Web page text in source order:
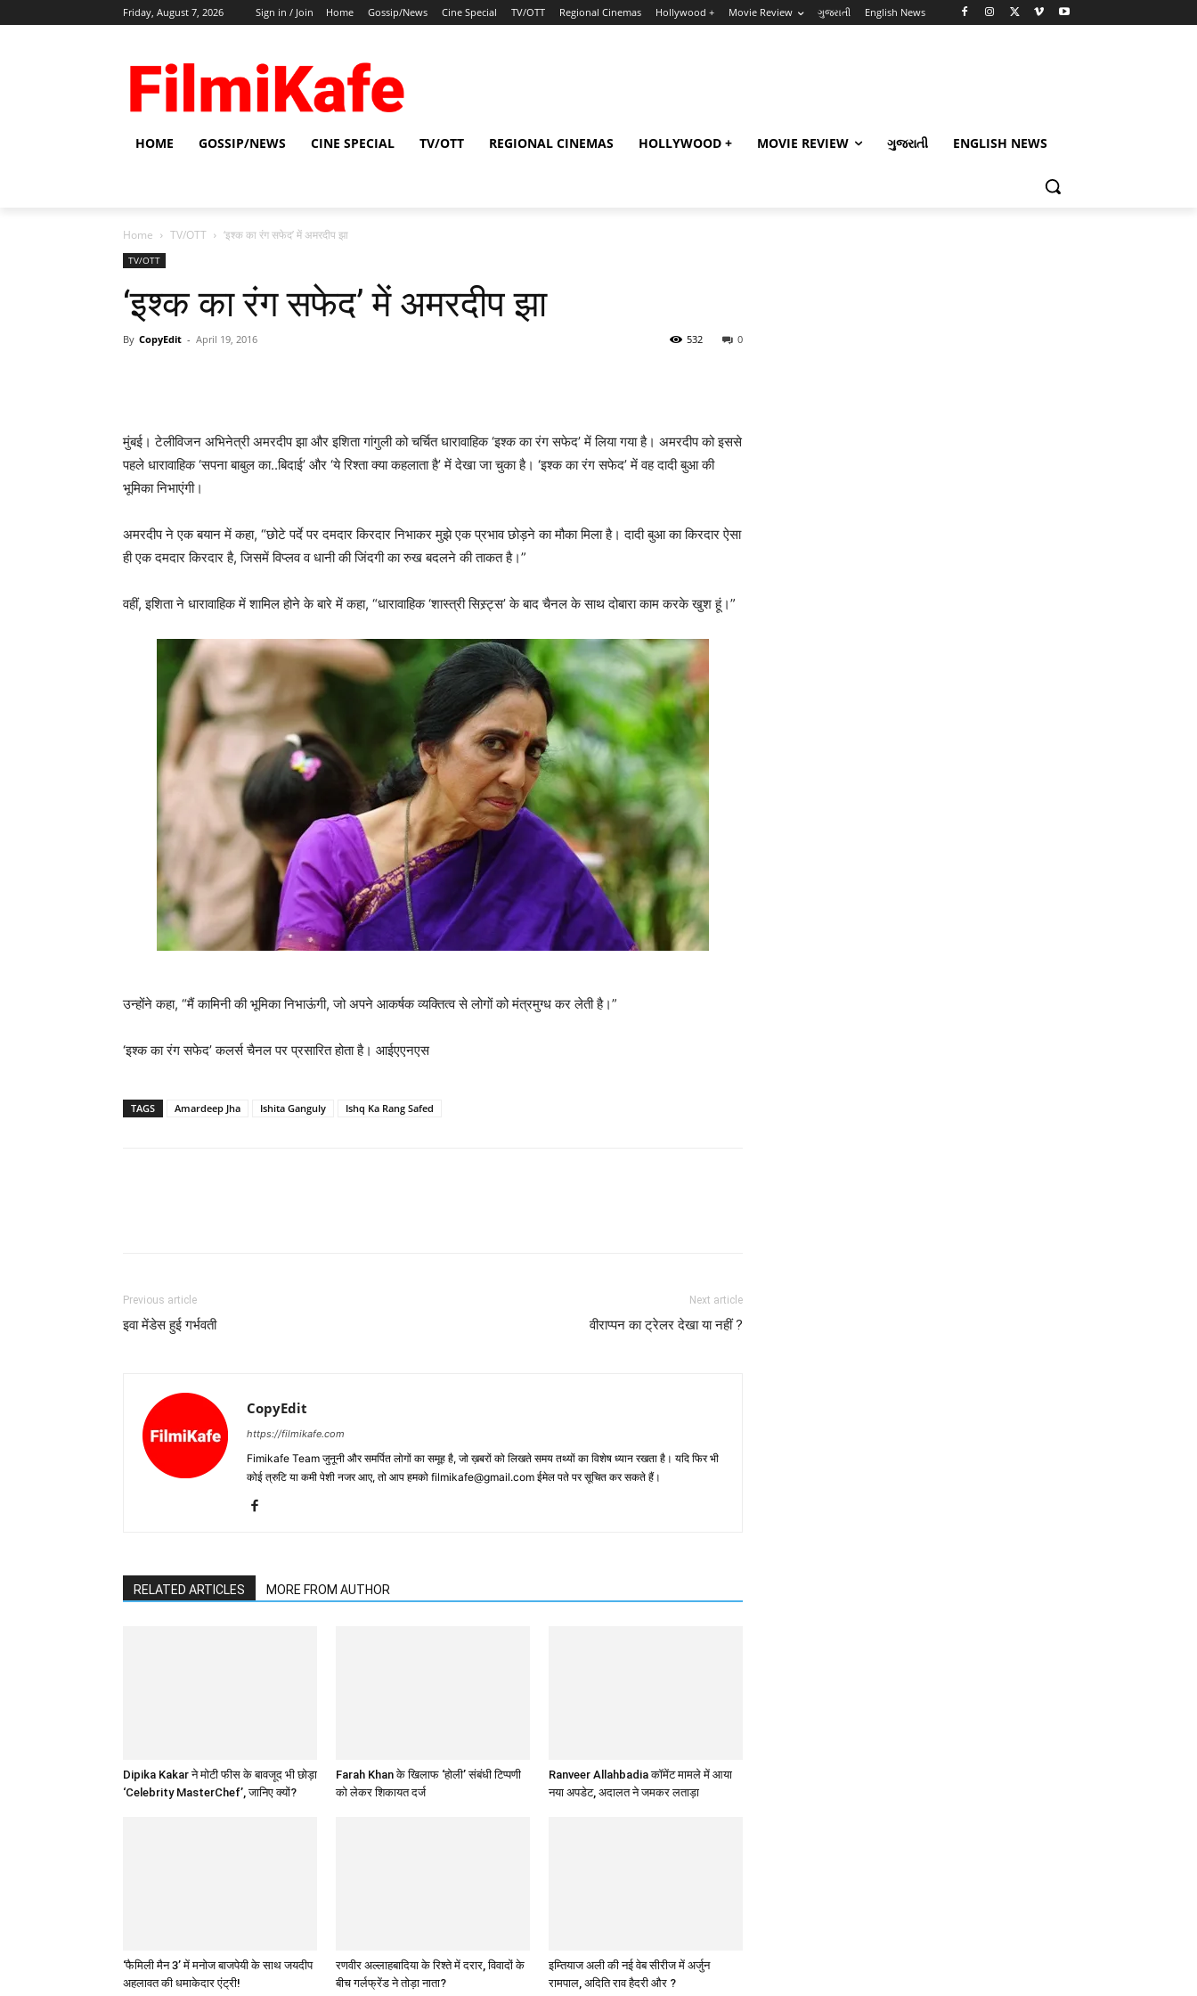
Friday, August 7, 2026 Sign in / Join Home Gossip/News Cine Special TV/OTT Regional Cinemas Hollywood + Movie Review ગુજરાતી English News
HOME GOSSIP/NEWS CINE SPECIAL TV/OTT REGIONAL CINEMAS HOLLYWOOD + MOVIE REVIEW ગુજરાતી ENGLISH NEWS
Home TV/OTT ‘इश्क का रंग सफेद’ में अमरदीप झा
TV/OTT
‘इश्क का रंग सफेद’ में अमरदीप झा
By CopyEdit - April 19, 2016 0
532
मुंबई। टेलीविजन अभिनेत्री अमरदीप झा और इशिता गांगुली को चर्चित धारावाहिक ‘इश्क का रंग सफेद’ में लिया गया है। अमरदीप को इससे
पहले धारावाहिक ‘सपना बाबुल का..बिदाई’ और ‘ये रिश्ता क्या कहलाता है’ में देखा जा चुका है। ‘इश्क का रंग सफेद’ में वह दादी बुआ की
भूमिका निभाएंगी।
अमरदीप ने एक बयान में कहा, “छोटे पर्दे पर दमदार किरदार निभाकर मुझे एक प्रभाव छोड़ने का मौका मिला है। दादी बुआ का किरदार ऐसा
ही एक दमदार किरदार है, जिसमें विप्लव व धानी की जिंदगी का रुख बदलने की ताकत है।”
वहीं, इशिता ने धारावाहिक में शामिल होने के बारे में कहा, “धारावाहिक ‘शास्त्री सिस्र्ट्स’ के बाद चैनल के साथ दोबारा काम करके खुश हूं।”
उन्होंने कहा, “मैं कामिनी की भूमिका निभाऊंगी, जो अपने आकर्षक व्यक्तित्व से लोगों को मंत्रमुग्ध कर लेती है।”
‘इश्क का रंग सफेद’ कलर्स चैनल पर प्रसारित होता है। आईएएनएस
TAGS Amardeep Jha Ishita Ganguly Ishq Ka Rang Safed
Previous article
इवा मेंडेस हुई गर्भवती
Next article
वीराप्‍पन का ट्रेलर देखा या नहीं ?
CopyEdit
https://filmikafe.com
Fimikafe Team जुनूनी और समर्पित लोगों का समूह है, जो ख़बरों को लिखते समय तथ्‍यों का विशेष ध्‍यान रखता है। यदि फिर भी
कोई त्रुटि या कमी पेशी नजर आए, तो आप हमको filmikafe@gmail.com ईमेल पते पर सूचित कर सकते हैं।
RELATED ARTICLES MORE FROM AUTHOR
Dipika Kakar ने मोटी फीस के बावजूद भी छोड़ा
‘Celebrity MasterChef’, जानिए क्यों?
Farah Khan के खिलाफ ‘होली’ संबंधी टिप्पणी
को लेकर शिकायत दर्ज
Ranveer Allahbadia कॉमेंट मामले में आया
नया अपडेट, अदालत ने जमकर लताड़ा
‘फैमिली मैन 3’ में मनोज बाजपेयी के साथ जयदीप
अहलावत की धमाकेदार एंट्री!
रणवीर अल्लाहबादिया के रिश्ते में दरार, विवादों के
बीच गर्लफ्रेंड ने तोड़ा नाता?
इम्तियाज अली की नई वेब सीरीज में अर्जुन
रामपाल, अदिति राव हैदरी और ?